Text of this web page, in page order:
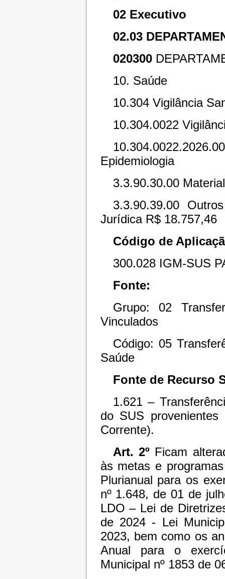
02 Executivo
02.03
020300
10. Saúde
10.304 Vigilância
10.304.0022
Epidemiologia
3.3.90.30.00
3.3.90.39.00
Jurídica R$ 18.757,46
Código de
300.028 IGM-SUS
Fonte:
Grupo: 02
Vinculados
Código: 05
Saúde
Fonte de Recurso
1.621 –
do SUS
Corrente).
Art. 2º Ficam
às metas e
Plurianual para os
nº 1.648, de 01 de
LDO – Lei de
de 2024 - Lei
2023, bem como os
Anual para o
Municipal nº 1853 de